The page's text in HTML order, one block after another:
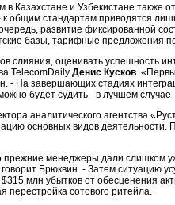
Казахстане и Узбекистане также
общим стандартам приводятся
развитие фиксированной
базы, тарифные предложения
слияния, оценивать успешность
TelecomDaily Денис Кусков .
- На завершающих стадиях
будет судить - в лучшем случае
аналитического агентства
основных видов деятельности.
прежние менеджеры дали слишком
Брюквин. - Затем ситуацию
млн убытков от обесценения
перестройка сотового ритейла.